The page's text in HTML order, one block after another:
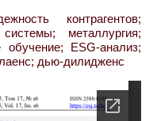
контрагентов;
системы; металлургия;
ESG-анализ;
дью-дилидженс